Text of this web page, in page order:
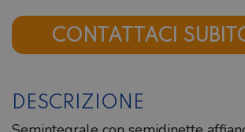
CONTATTACI
DESCRIZIONE